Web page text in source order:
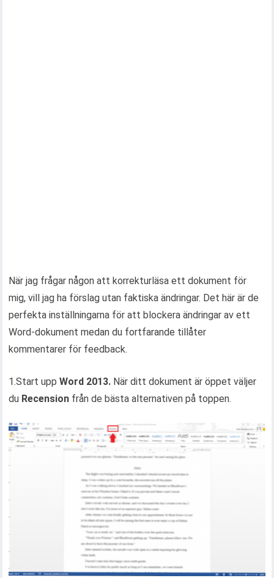
När jag frågar någon att korrekturläsa ett dokument för
mig, vill jag ha förslag utan faktiska ändringar. Det här är de
perfekta inställningarna för att blockera ändringar av ett
Word-dokument medan du fortfarande tillåter
kommentarer för feedback.
1.Start uppWord 2013. När ditt dokument är öppet väljer
du Recension från de bästa alternativen på toppen.